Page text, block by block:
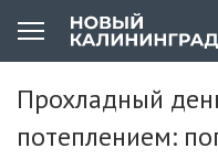
Прохладный
потеплением: